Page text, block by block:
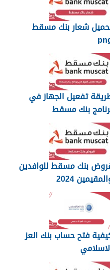
شعار بنك مسقط
تفعيل الجهاز في
بنك مسقط
بنك مسقط للوافدين
2024
فتح حساب بنك العز